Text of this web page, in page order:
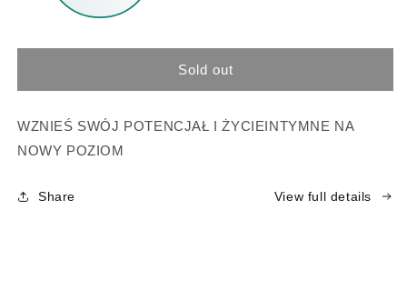
Sold out
WZNIEŚ SWÓJ POTENCJAŁ I ŻYCIEINTYMNE NA
NOWY POZIOM
Share View full details